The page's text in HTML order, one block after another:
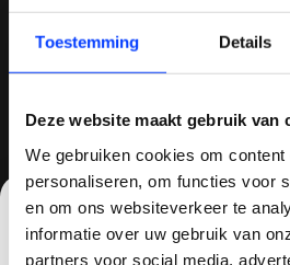
Toestemming Details
Deze website maakt gebruik van
We gebruiken cookies om
personaliseren, om functies voor
en om ons websiteverkeer te
informatie over uw gebruik van
partners voor social media,
QUADCOPTER-
Sinds 2014 is quadcopter-
speler op het gebied van